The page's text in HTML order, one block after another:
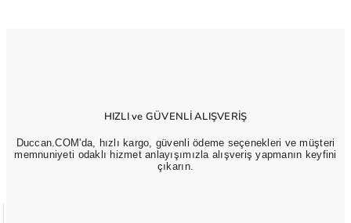
HIZLI ve GÜVENLİ ALIŞVERİŞ
Duccan.COM'da, hızlı kargo, güvenli ödeme seçenekleri ve müşteri
memnuniyeti odaklı hizmet anlayışımızla alışveriş yapmanın keyfini
çıkarın.